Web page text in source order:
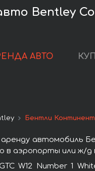
Bentley
АВТО
Бентли
автомобиль
в аэропорты или ж/д
W12 Number 1